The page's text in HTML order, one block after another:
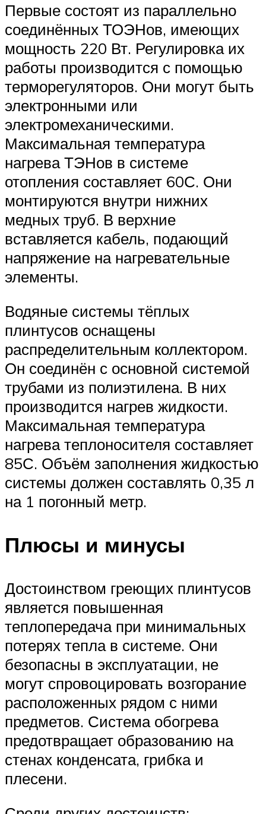
Первые состоят из параллельно
соединённых ТОЭНов, имеющих
мощность 220 Вт. Регулировка их
работы производится с помощью
терморегуляторов. Они могут быть
электронными или
электромеханическими.
Максимальная температура
нагрева ТЭНов в системе
отопления составляет 60С. Они
монтируются внутри нижних
медных труб. В верхние
вставляется кабель, подающий
напряжение на нагревательные
элементы.
Водяные системы тёплых
плинтусов оснащены
распределительным коллектором.
Он соединён с основной системой
трубами из полиэтилена. В них
производится нагрев жидкости.
Максимальная температура
нагрева теплоносителя составляет
85С. Объём заполнения жидкостью
системы должен составлять 0,35 л
на 1 погонный метр.
Плюсы и минусы
Достоинством греющих плинтусов
является повышенная
теплопередача при минимальных
потерях тепла в системе. Они
безопасны в эксплуатации, не
могут спровоцировать возгорание
расположенных рядом с ними
предметов. Система обогрева
предотвращает образованию на
стенах конденсата, грибка и
плесени.